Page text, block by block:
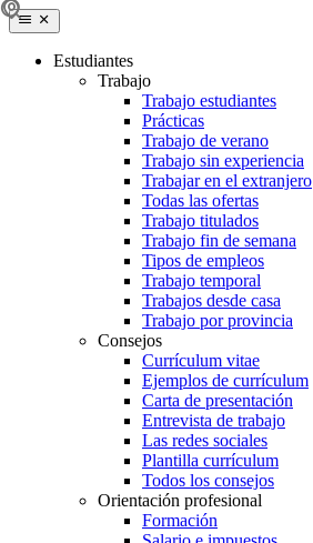
Estudiantes
Trabajo
Trabajo estudiantes
Prácticas
Trabajo de verano
Trabajo sin experiencia
Trabajar en el extranjero
Todas las ofertas
Trabajo titulados
Trabajo fin de semana
Tipos de empleos
Trabajo temporal
Trabajos desde casa
Trabajo por provincia
Consejos
Currículum vitae
Ejemplos de currículum
Carta de presentación
Entrevista de trabajo
Las redes sociales
Plantilla currículum
Todos los consejos
Orientación profesional
Formación